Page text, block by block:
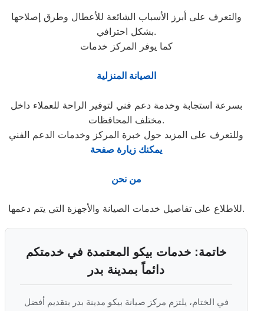
والتعرف على أبرز الأسباب الشائعة للأعطال وطرق إصلاحها
بشكل احترافي.
كما يوفر المركز خدمات
الصيانة المنزلية
بسرعة استجابة وخدمة دعم فني لتوفير الراحة للعملاء داخل
مختلف المحافظات.
وللتعرف على المزيد حول خبرة المركز وخدمات الدعم الفني
يمكنك زيارة صفحة
من نحن
للاطلاع على تفاصيل خدمات الصيانة والأجهزة التي يتم دعمها.
خاتمة: خدمات بيكو المعتمدة في خدمتكم
دائماً بمدينة بدر
في الختام، يلتزم مركز صيانة بيكو مدينة بدر بتقديم أفضل